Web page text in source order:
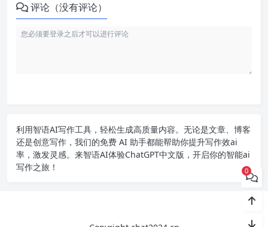
评论（没有评论）
利用智语AI写作工具，轻松生成高质量内容。无论是文章、博客
还是创意写作，我们的免费 AI 助手都能帮助你提升写作效ai
率，激发灵感。来智语AI体验ChatGPT中文版 ，开启你的智能ai
写作之旅！
0